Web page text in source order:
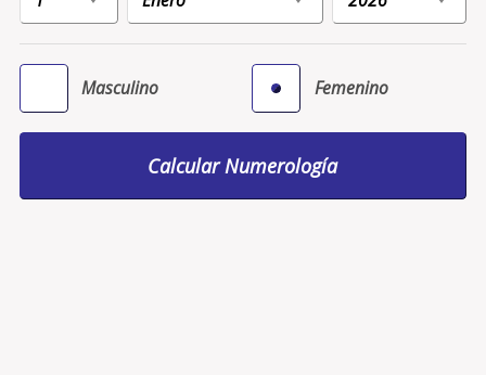
Masculino Femenino